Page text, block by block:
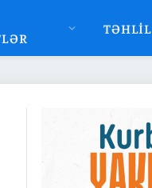
TƏHLIL